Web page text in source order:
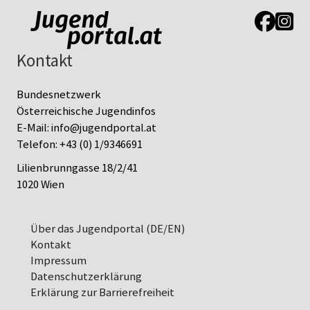
Link zur
Link
Kontakt
Bundesnetzwerk
Österreichische Jugendinfos
E-Mail:info@jugendportal.at
Telefon:+43 (0) 1/9346691
Lilienbrunngasse 18/2/41
1020 Wien
Über das Jugendportal (DE/EN)
Kontakt
Impressum
Datenschutz­erklärung
Erklärung zur Barrierefreiheit